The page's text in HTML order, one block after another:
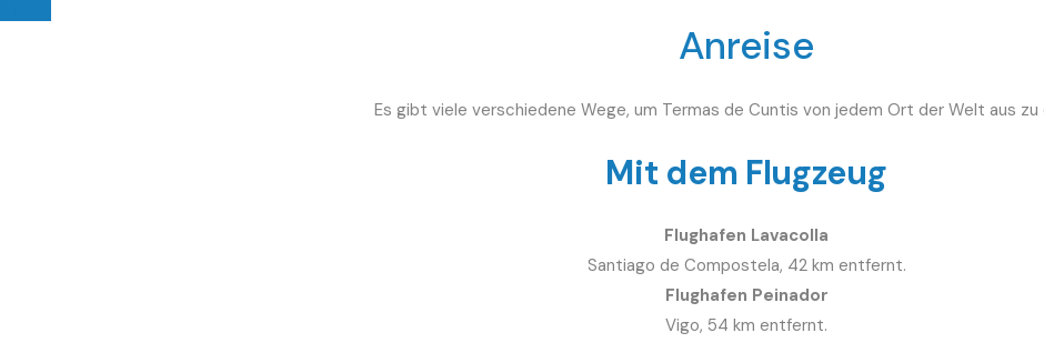
Anreise
Es gibt viele verschiedene Wege, um Termas de Cuntis von jedem Ort der Welt aus zu
Mit dem Flugzeug
Flughafen Lavacolla
Santiago de Compostela, 42 km entfernt.
Flughafen Peinador
Vigo, 54 km entfernt.